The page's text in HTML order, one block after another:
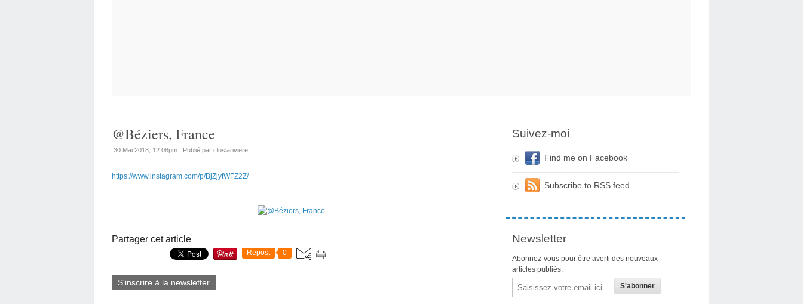
@Béziers, France
30 Mai 2018, 12:08pm | Publié par closlariviere
https://www.instagram.com/p/BjZjytWFZ2Z/
Partager cet article
Repost 0
S'inscrire à la newsletter
Suivez-moi
Find me on Facebook
Subscribe to RSS feed
Newsletter
Abonnez-vous pour être averti des nouveaux
articles publiés.
Email